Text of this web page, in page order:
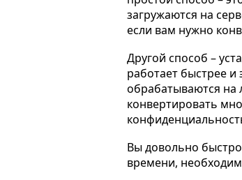
загружаются на
если вам нужно
Другой способ –
работает быстрее и
обрабатываются на
конвертировать
Вы довольно
времени,